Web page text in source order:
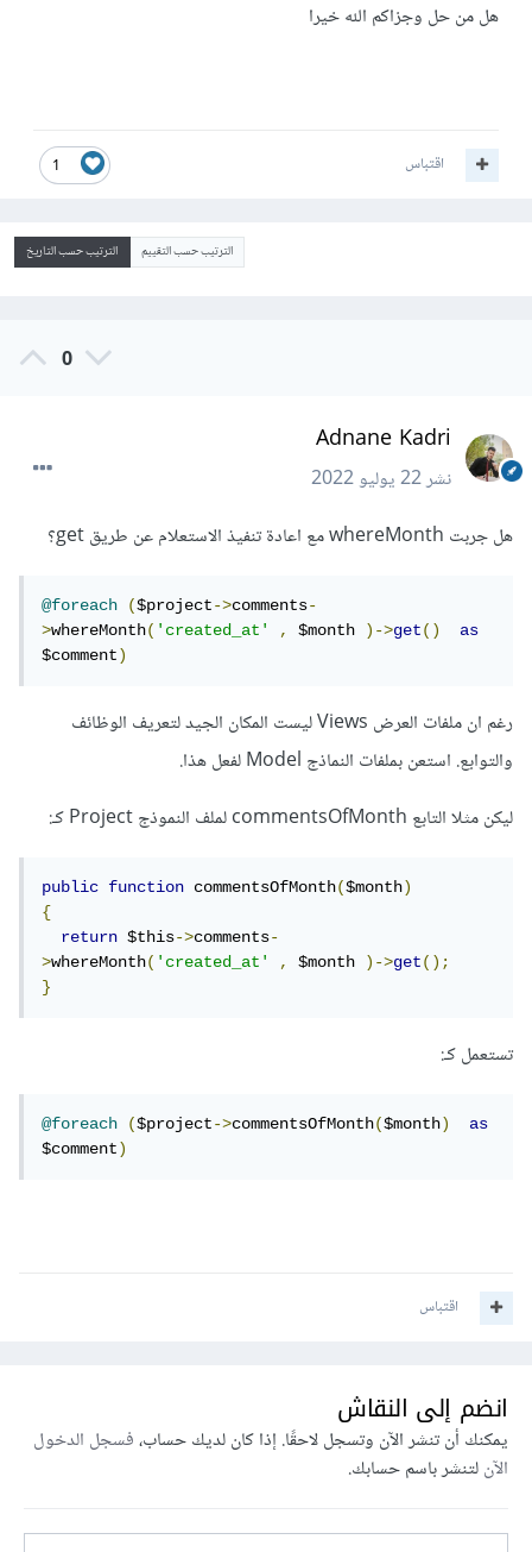
هل من حل وجزاكم الله خيرا
1 اقتباس
الترتيب حسب التقييم الترتيب حسب التاريخ
0
Adnane Kadri
نشر22 يوليو 2022
هل جربت whereMonth مع اعادة تنفيذ الاستعلام عن طريق get؟
@foreach ($project->comments-
>whereMonth('created_at' , $month )->get()
as
$comment)
رغم ان ملفات العرض Views ليست المكان الجيد لتعريف الوظائف
والتوابع. استعن بملفات النماذج Model لفعل هذا.
ليكن مثلا التابع commentsOfMonth لملف النموذج Project كـ:
public function commentsOfMonth($month)
{
return $this->comments-
>whereMonth('created_at' , $month )->get();
}
تستعمل كـ:
@foreach ($project->commentsOfMonth($month)
as
$comment)
اقتباس
انضم إلى النقاش
يمكنك أن تنشر الآن وتسجل لاحقًا. إذا كان لديك حساب،فسجل الدخول
الآنلتنشر باسم حسابك.